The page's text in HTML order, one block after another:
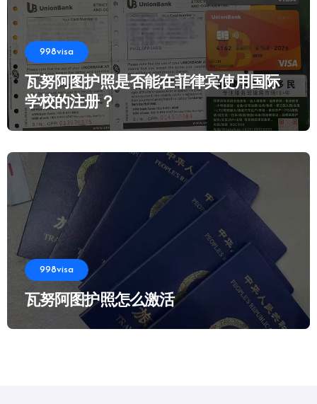
998visa
瓦努阿图护照是否能在菲律宾使用国际
学校的注册？
998visa
瓦努阿图护照怎么激活